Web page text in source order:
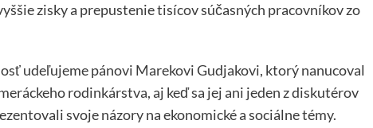
zisky a prepustenie tisícov súčasných pracovníkov zo
udeľujeme pánovi Marekovi Gudjakovi, ktorý nanucoval
rodinkárstva, aj keď sa jej ani jeden z diskutérov
svoje názory na ekonomické a sociálne témy.